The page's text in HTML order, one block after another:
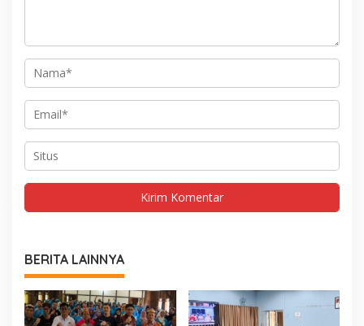
BERITA LAINNYA